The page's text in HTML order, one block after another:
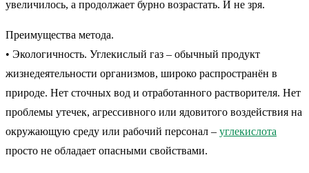
увеличилось, а продолжает бурно возрастать. И не зря.
Преимущества метода.
• Экологичность. Углекислый газ – обычный продукт
жизнедеятельности организмов, широко распространён в
природе. Нет сточных вод и отработанного растворителя. Нет
проблемы утечек, агрессивного или ядовитого воздействия на
окружающую среду или рабочий персонал – углекислота
просто не обладает опасными свойствами.